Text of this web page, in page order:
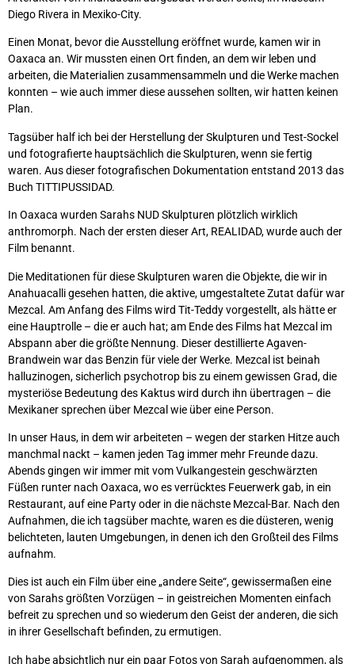
Diego Rivera in Mexiko-City.
Einen Monat, bevor die Ausstellung eröffnet wurde, kamen wir in
Oaxaca an. Wir mussten einen Ort finden, an dem wir leben und
arbeiten, die Materialien zusammensammeln und die Werke machen
konnten – wie auch immer diese aussehen sollten, wir hatten keinen
Plan.
Tagsüber half ich bei der Herstellung der Skulpturen und Test-Sockel
und fotografierte hauptsächlich die Skulpturen, wenn sie fertig
waren. Aus dieser fotografischen Dokumentation entstand 2013 das
Buch TITTIPUSSIDAD.
In Oaxaca wurden Sarahs NUD Skulpturen plötzlich wirklich
anthromorph. Nach der ersten dieser Art, REALIDAD, wurde auch der
Film benannt.
Die Meditationen für diese Skulpturen waren die Objekte, die wir in
Anahuacalli gesehen hatten, die aktive, umgestaltete Zutat dafür war
Mezcal. Am Anfang des Films wird Tit-Teddy vorgestellt, als hätte er
eine Hauptrolle – die er auch hat; am Ende des Films hat Mezcal im
Abspann aber die größte Nennung. Dieser destillierte Agaven-
Brandwein war das Benzin für viele der Werke. Mezcal ist beinah
halluzinogen, sicherlich psychotrop bis zu einem gewissen Grad, die
mysteriöse Bedeutung des Kaktus wird durch ihn übertragen – die
Mexikaner sprechen über Mezcal wie über eine Person.
In unser Haus, in dem wir arbeiteten – wegen der starken Hitze auch
manchmal nackt – kamen jeden Tag immer mehr Freunde dazu.
Abends gingen wir immer mit vom Vulkangestein geschwärzten
Füßen runter nach Oaxaca, wo es verrücktes Feuerwerk gab, in ein
Restaurant, auf eine Party oder in die nächste Mezcal-Bar. Nach den
Aufnahmen, die ich tagsüber machte, waren es die düsteren, wenig
belichteten, lauten Umgebungen, in denen ich den Großteil des Films
aufnahm.
Dies ist auch ein Film über eine „andere Seite“, gewissermaßen eine
von Sarahs größten Vorzügen – in geistreichen Momenten einfach
befreit zu sprechen und so wiederum den Geist der anderen, die sich
in ihrer Gesellschaft befinden, zu ermutigen.
Ich habe absichtlich nur ein paar Fotos von Sarah aufgenommen, als